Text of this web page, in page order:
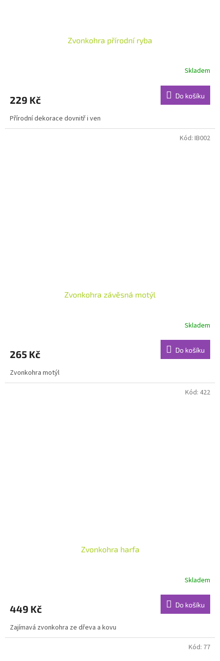
Zvonkohra přírodní ryba
Skladem
229 Kč Do košíku
Přírodní dekorace dovnitř i ven
Zvonkohra závěsná motýl
Skladem
265 Kč Do košíku
Zvonkohra motýl
Kód: IB002
Zvonkohra harfa
Skladem
449 Kč Do košíku
Zajímavá zvonkohra ze dřeva a kovu
Kód: 422
Kód: 77